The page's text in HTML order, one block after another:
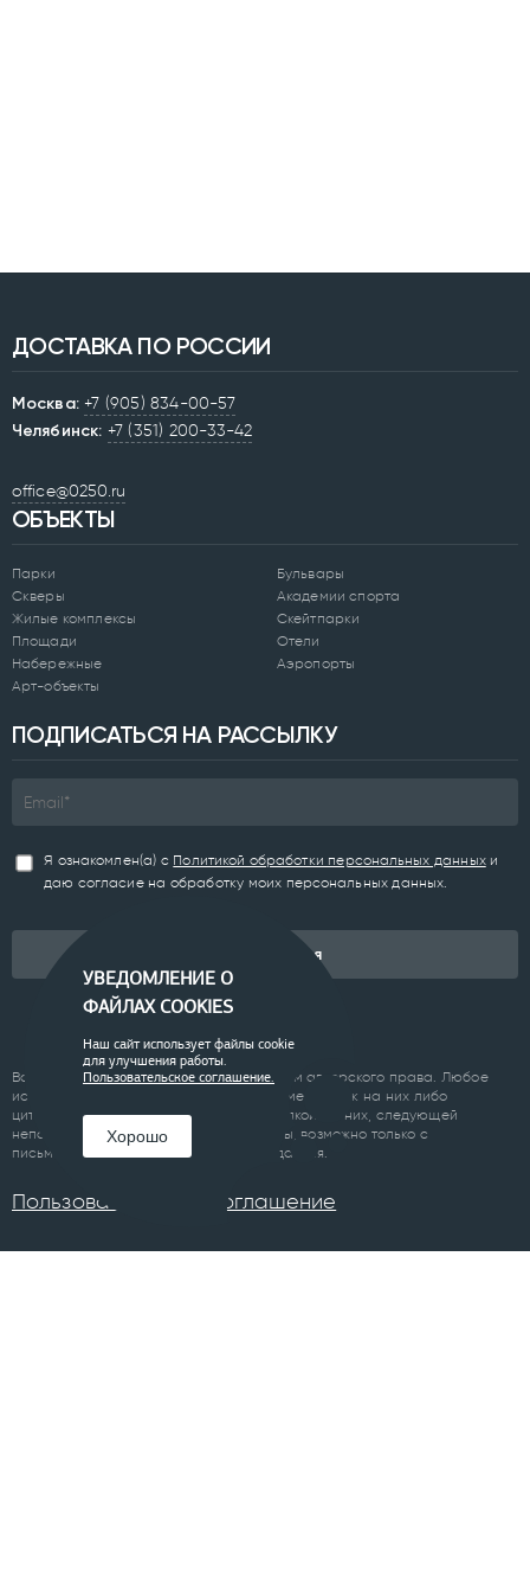
ДОСТАВКА ПО РОССИИ
Москва: +7 (905) 834-00-57
Челябинск: +7 (351) 200-33-42
office@0250.ru
ОБЪЕКТЫ
Парки
Скверы
Жилые комплексы
Площади
Набережные
Арт-объекты
Бульвары
Академии спорта
Скейтпарки
Отели
Аэропорты
ПОДПИСАТЬСЯ НА РАССЫЛКУ
Я ознакомлен(а) с Политикой обработки персональных данныхи
даю согласие на обработку моих персональных данных.
Подписаться
Все материалы сайта являются объектом авторского права. Любое
использование материалов сайта, кроме ссылок на них либо
цитирование с обязательной гиперссылкой на них, следующей
непосредственно до либо после цитаты, возможно только с
письменного разрешения правообладателя.
Пользовательское соглашение
УВЕДОМЛЕНИЕ О
ФАЙЛАХ COOKIES
Наш сайт использует файлы cookie
для улучшения работы.
Пользовательское соглашение.
Хорошо